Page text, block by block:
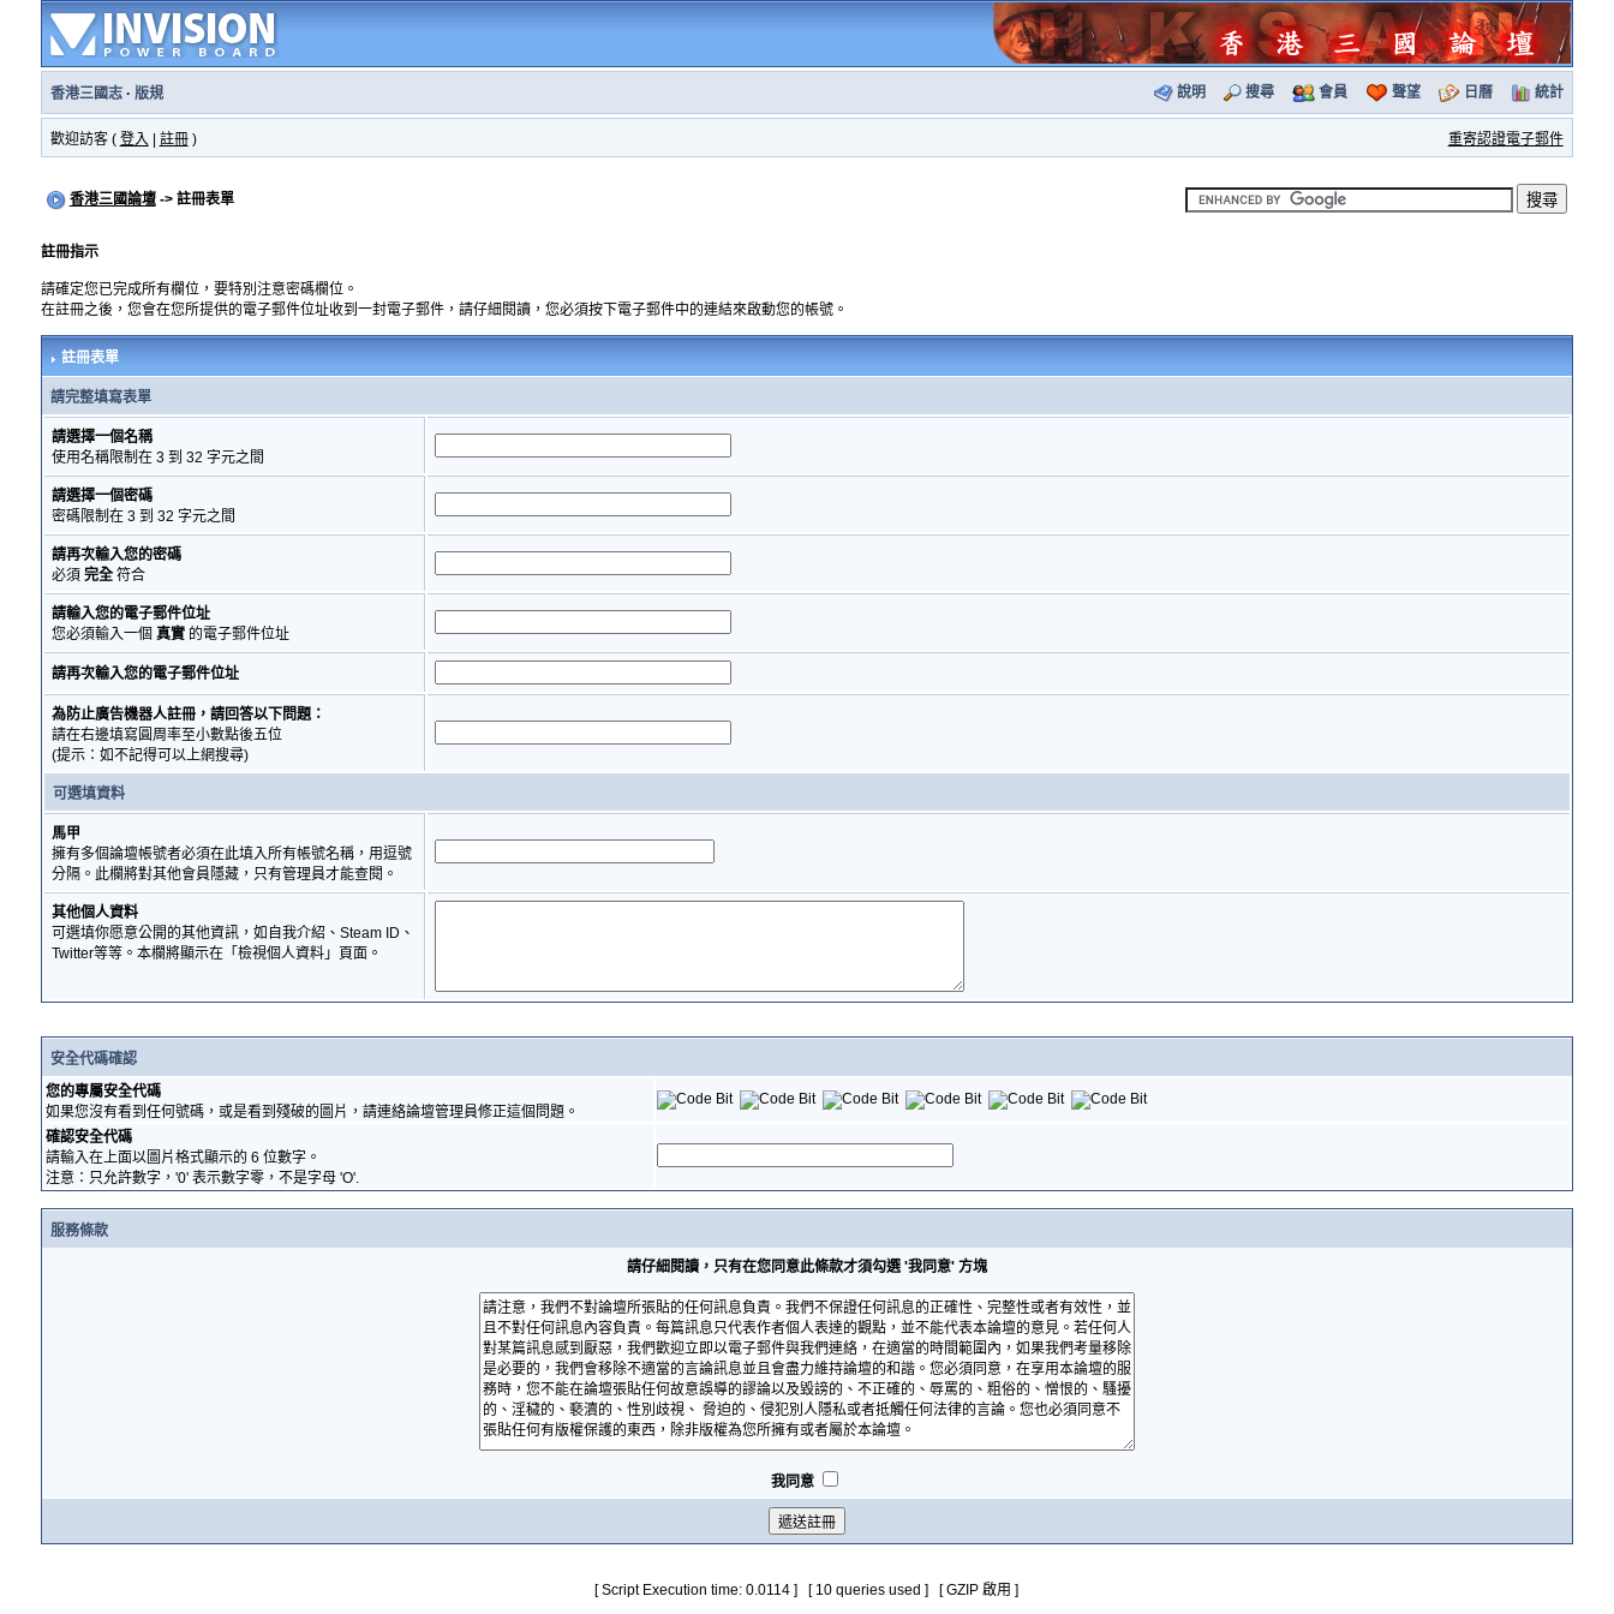
香港三國志· 版規 說明 搜尋 會員 聲望 日曆 統計
歡迎訪客 ( 登入 註冊) 重寄認證電子郵件
香港三國論壇-> 註冊表單
註冊指示
請確定您已完成所有欄位，要特別注意密碼欄位。
在註冊之後，您會在您所提供的電子郵件位址收到一封電子郵件，請仔細閱讀，您必須按下電子郵件中的連結來啟動您的帳號。
註冊表單
請完整填寫表單
請選擇一個名稱
使用名稱限制在 3 到 32 字元之間
請選擇一個密碼
密碼限制在 3 到 32 字元之間
請再次輸入您的密碼
必須 完全符合
請輸入您的電子郵件位址
您必須輸入一個 真實的電子郵件位址
請再次輸入您的電子郵件位址
為防止廣告機器人註冊，請回答以下問題：
請在右邊填寫圓周率至小數點後五位
(提示：如不記得可以上網搜尋)
可選填資料
馬甲
擁有多個論壇帳號者必須在此填入所有帳號名稱，用逗號
分隔。此欄將對其他會員隱藏，只有管理員才能查閱。
其他個人資料
可選填你愿意公開的其他資訊，如自我介紹、Steam ID、
Twitter等等。本欄將顯示在「檢視個人資料」頁面。
安全代碼確認
您的專屬安全代碼
如果您沒有看到任何號碼，或是看到殘破的圖片，請連絡論壇管理員修正這個問題。
確認安全代碼
請輸入在上面以圖片格式顯示的 6 位數字。
注意：只允許數字，'0' 表示數字零，不是字母 'O'.
服務條款
請仔細閱讀，只有在您同意此條款才須勾選 '我同意' 方塊
我同意
[ Script Execution time: 0.0114 ] [ 10 queries used ] [ GZIP 啟用 ]